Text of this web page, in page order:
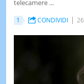
telecamere ...
1 CONDIVIDI